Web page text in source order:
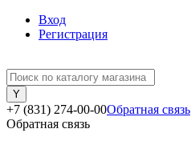
Вход
Регистрация
+7 (831) 274-00-00Обратная связь
Обратная связь